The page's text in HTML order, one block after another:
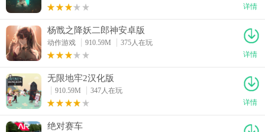
详情
杨戬之降妖二郎神安卓版
动作游戏 910.59M
375人在玩
详情
无限地牢2汉化版
910.59M
347人在玩
详情
绝对赛车